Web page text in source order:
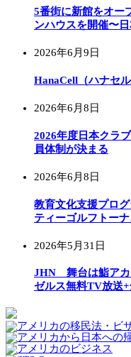
5番街に新館をオー
ンハウスを開催〜
2026年6月9日
HanaCell（ハナセ
2026年6月8日
2026年度日本クラ
員体制が決まる
2026年6月8日
教育文化支援プロ
ティーゴルフトー
2026年5月31日
JHN 舞台は鮨アカ
ゼルス無料TV放送